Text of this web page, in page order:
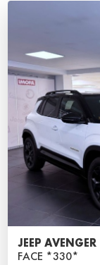
JEEP AVENGER
FACE *330*